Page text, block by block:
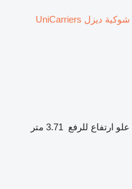
رافعة شوكية ديزل UniCarriers
علو ارتفاع للرفع 3.71 متر